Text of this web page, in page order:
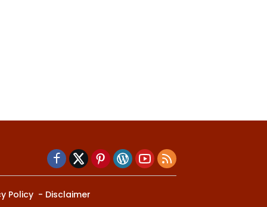
Policy Disclaimer